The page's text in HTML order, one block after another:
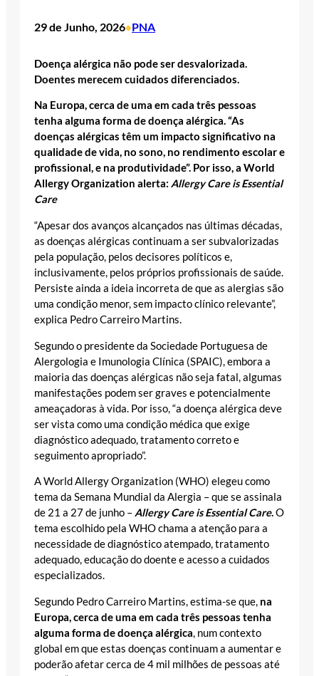
29 de Junho, 2026•PNA
Doença alérgica não pode ser desvalorizada.
Doentes merecem cuidados diferenciados.
Na Europa, cerca de uma em cada três pessoas
tenha alguma forma de doença alérgica. “As
doenças alérgicas têm um impacto significativo na
qualidade de vida, no sono, no rendimento escolar e
profissional, e na produtividade”. Por isso, a World
Allergy Organization alerta: Allergy Care is Essential
Care
“Apesar dos avanços alcançados nas últimas décadas,
as doenças alérgicas continuam a ser subvalorizadas
pela população, pelos decisores políticos e,
inclusivamente, pelos próprios profissionais de saúde.
Persiste ainda a ideia incorreta de que as alergias são
uma condição menor, sem impacto clínico relevante”,
explica Pedro Carreiro Martins.
Segundo o presidente da Sociedade Portuguesa de
Alergologia e Imunologia Clínica (SPAIC), embora a
maioria das doenças alérgicas não seja fatal, algumas
manifestações podem ser graves e potencialmente
ameaçadoras à vida. Por isso, “a doença alérgica deve
ser vista como uma condição médica que exige
diagnóstico adequado, tratamento correto e
seguimento apropriado”.
A World Allergy Organization (WHO) elegeu como
tema da Semana Mundial da Alergia – que se assinala
de 21 a 27 de junho – Allergy Care is Essential Care.O
tema escolhido pela WHO chama a atenção para a
necessidade de diagnóstico atempado, tratamento
adequado, educação do doente e acesso a cuidados
especializados.
Segundo Pedro Carreiro Martins, estima-se que, na
Europa, cerca de uma em cada três pessoas tenha
alguma forma de doença alérgica, num contexto
global em que estas doenças continuam a aumentar e
poderão afetar cerca de 4 mil milhões de pessoas até